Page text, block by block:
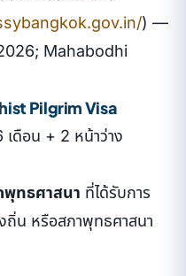
) —
Mahabodhi
Pilgrim Visa
เดือน + 2 หน้าว่าง
พุทธศาสนา ที่ได้รับการ
ถิ่น หรือสภาพุทธศาสนา